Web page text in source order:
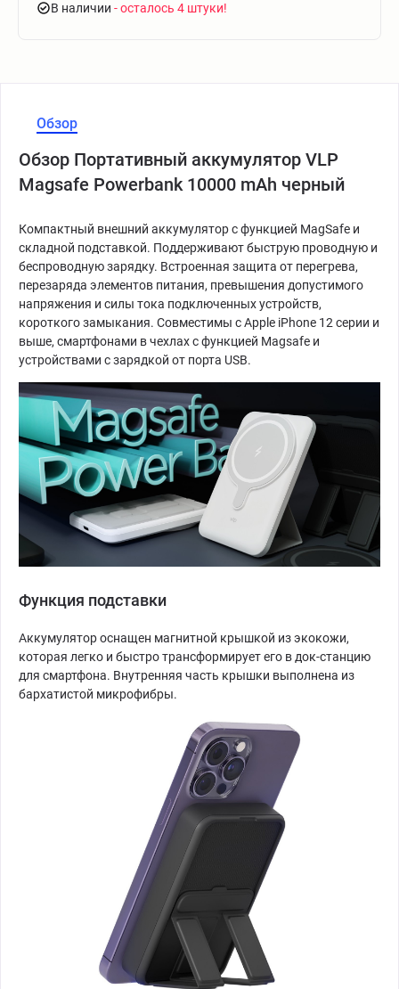
В наличии - осталось 4 штуки
Обзор
Обзор Портативный аккумулятор VLP
Magsafe Powerbank 10000 mAh черный
Компактный внешний аккумулятор с функцией MagSafe и
складной подставкой. Поддерживают быструю проводную и
беспроводную зарядку. Встроенная защита от перегрева,
перезаряда элементов питания, превышения допустимого
напряжения и силы тока подключенных устройств,
короткого замыкания. Совместимы с Apple iPhone 12 серии и
выше, смартфонами в чехлах с функцией Magsafe и
устройствами с зарядкой от порта USB.
Функция подставки
Аккумулятор оснащен магнитной крышкой из экокожи,
которая легко и быстро трансформирует его в док-станцию
для смартфона. Внутренняя часть крышки выполнена из
бархатистой микрофибры.